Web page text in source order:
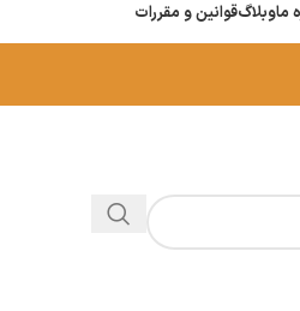
ماوبلاگقوانین و مقررات